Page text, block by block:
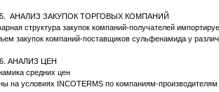
5. АНАЛИЗ ЗАКУПОК ТОРГОВЫХ КОМПАНИЙ
структура закупок компаний-получателей
закупок компаний-поставщиков сульфенамида у
АНАЛИЗ ЦЕН
средних цен
на условиях INCOTERMS по компаниям-